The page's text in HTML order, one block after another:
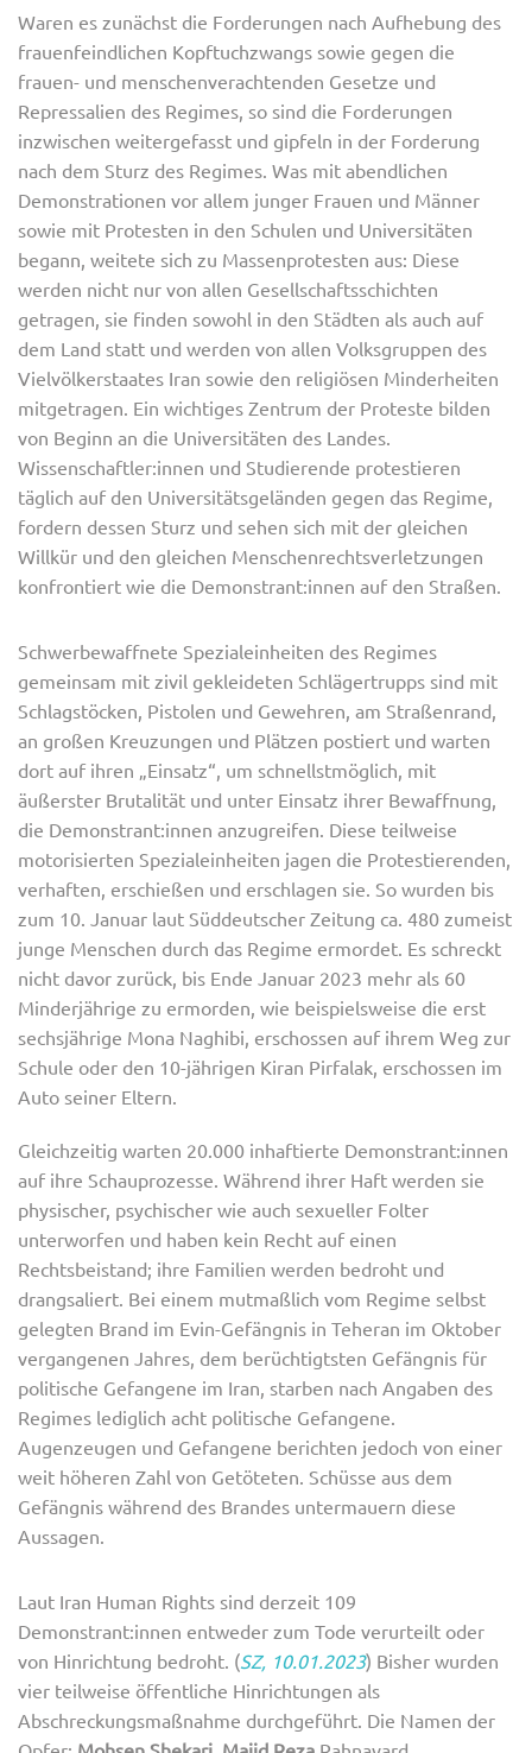
Waren es zunächst die Forderungen nach Aufhebung des
frauenfeindlichen Kopftuchzwangs sowie gegen die
frauen- und menschenverachtenden Gesetze und
Repressalien des Regimes, so sind die Forderungen
inzwischen weitergefasst und gipfeln in der Forderung
nach dem Sturz des Regimes. Was mit abendlichen
Demonstrationen vor allem junger Frauen und Männer
sowie mit Protesten in den Schulen und Universitäten
begann, weitete sich zu Massenprotesten aus: Diese
werden nicht nur von allen Gesellschaftsschichten
getragen, sie finden sowohl in den Städten als auch auf
dem Land statt und werden von allen Volksgruppen des
Vielvölkerstaates Iran sowie den religiösen Minderheiten
mitgetragen. Ein wichtiges Zentrum der Proteste bilden
von Beginn an die Universitäten des Landes.
Wissenschaftler:innen und Studierende protestieren
täglich auf den Universitätsgeländen gegen das Regime,
fordern dessen Sturz und sehen sich mit der gleichen
Willkür und den gleichen Menschenrechtsverletzungen
konfrontiert wie die Demonstrant:innen auf den Straßen.
Schwerbewaffnete Spezialeinheiten des Regimes
gemeinsam mit zivil gekleideten Schlägertrupps sind mit
Schlagstöcken, Pistolen und Gewehren, am Straßenrand,
an großen Kreuzungen und Plätzen postiert und warten
dort auf ihren „Einsatz“, um schnellstmöglich, mit
äußerster Brutalität und unter Einsatz ihrer Bewaffnung,
die Demonstrant:innen anzugreifen. Diese teilweise
motorisierten Spezialeinheiten jagen die Protestierenden,
verhaften, erschießen und erschlagen sie. So wurden bis
zum 10. Januar laut Süddeutscher Zeitung ca. 480 zumeist
junge Menschen durch das Regime ermordet. Es schreckt
nicht davor zurück, bis Ende Januar 2023 mehr als 60
Minderjährige zu ermorden, wie beispielsweise die erst
sechsjährige Mona Naghibi, erschossen auf ihrem Weg zur
Schule oder den 10-jährigen Kiran Pirfalak, erschossen im
Auto seiner Eltern.
Gleichzeitig warten 20.000 inhaftierte Demonstrant:innen
auf ihre Schauprozesse. Während ihrer Haft werden sie
physischer, psychischer wie auch sexueller Folter
unterworfen und haben kein Recht auf einen
Rechtsbeistand; ihre Familien werden bedroht und
drangsaliert. Bei einem mutmaßlich vom Regime selbst
gelegten Brand im Evin-Gefängnis in Teheran im Oktober
vergangenen Jahres, dem berüchtigtsten Gefängnis für
politische Gefangene im Iran, starben nach Angaben des
Regimes lediglich acht politische Gefangene.
Augenzeugen und Gefangene berichten jedoch von einer
weit höheren Zahl von Getöteten. Schüsse aus dem
Gefängnis während des Brandes untermauern diese
Aussagen.
Laut Iran Human Rights sind derzeit 109
Demonstrant:innen entweder zum Tode verurteilt oder
von Hinrichtung bedroht. (SZ, 10.01.2023) Bisher wurden
vier teilweise öffentliche Hinrichtungen als
Abschreckungsmaßnahme durchgeführt. Die Namen der